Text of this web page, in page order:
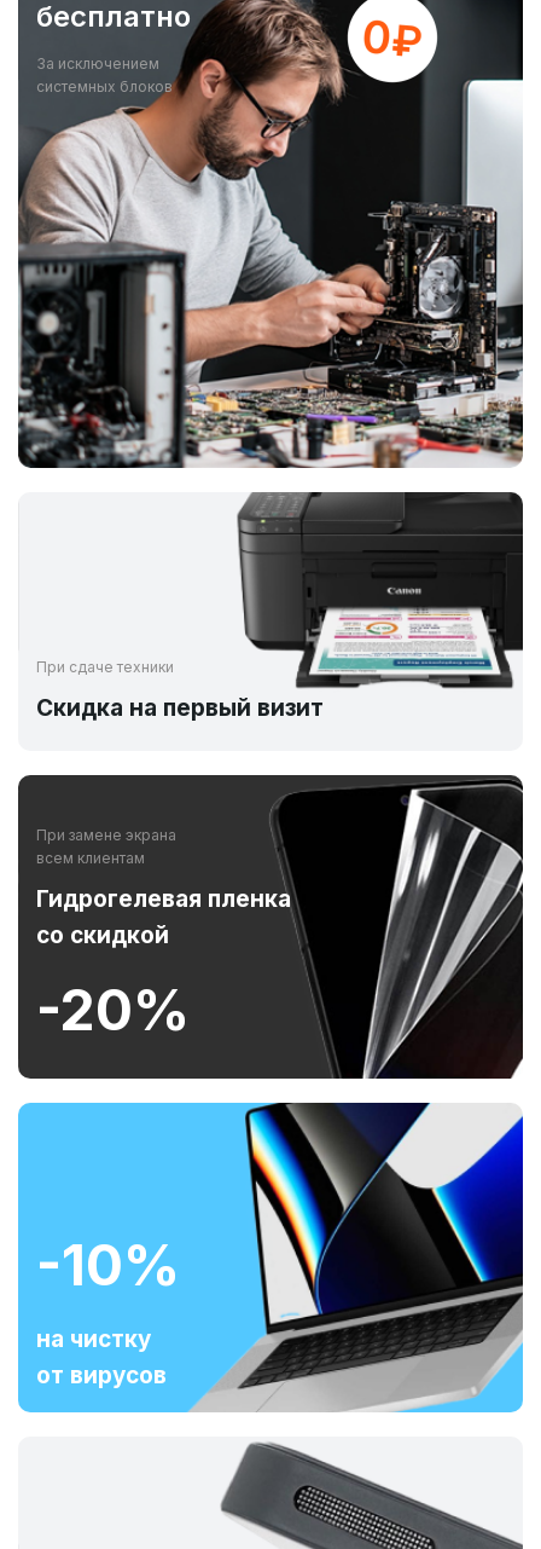
бесплатно
За исключением
системных блоков
При сдаче техники
Скидка на первый визит
При замене экрана
всем клиентам
Гидрогелевая пленка
со скидкой
-20%
-10%
на чистку
от вирусов